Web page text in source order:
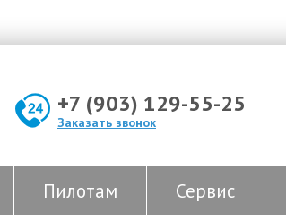
+7 (903) 129-55-25
Заказать звонок
Пилотам Сервис